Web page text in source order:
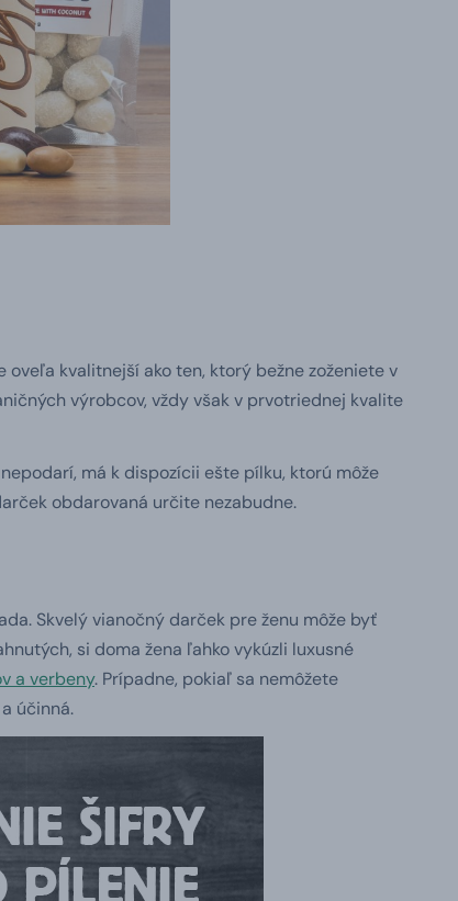
kvalitnejší ako ten, ktorý bežne zoženiete v
výrobcov, vždy však v prvotriednej kvalite
má k dispozícii ešte pílku, ktorú môže
obdarovaná určite nezabudne.
Skvelý vianočný darček pre ženu môže byť
si doma žena ľahko vykúzli luxusné
a verbeny. Prípadne, pokiaľ sa nemôžete
účinná.